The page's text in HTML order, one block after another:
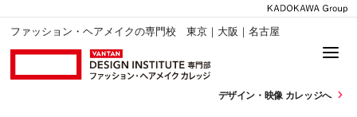
ファッション・ヘアメイクの専門校 東京｜大阪｜名古屋
デザイン・ 映像 カレッジへ